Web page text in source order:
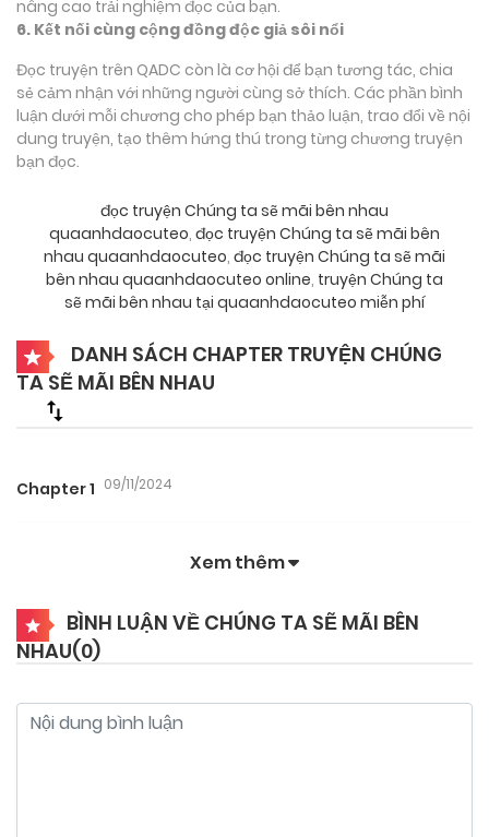
nâng cao trải nghiệm đọc của bạn.
6. Kết nối cùng cộng đồng độc giả sôi nổi
Đọc truyện trên QADC còn là cơ hội để bạn tương tác, chia
sẻ cảm nhận với những người cùng sở thích. Các phần bình
luận dưới mỗi chương cho phép bạn thảo luận, trao đổi về nội
dung truyện, tạo thêm hứng thú trong từng chương truyện
bạn đọc.
đọc truyện Chúng ta sẽ mãi bên nhau
quaanhdaocuteo, đọc truyện Chúng ta sẽ mãi bên
nhau quaanhdaocuteo, đọc truyện Chúng ta sẽ mãi
bên nhau quaanhdaocuteo online, truyện Chúng ta
sẽ mãi bên nhau tại quaanhdaocuteo miễn phí
DANH SÁCH CHAPTER TRUYỆN CHÚNG
TA SẼ MÃI BÊN NHAU
Chapter 1 09/11/2024
Xem thêm
BÌNH LUẬN VỀ CHÚNG TA SẼ MÃI BÊN
NHAU(0)